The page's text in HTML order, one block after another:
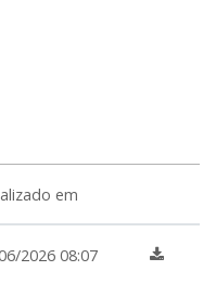
em
2026 08:07